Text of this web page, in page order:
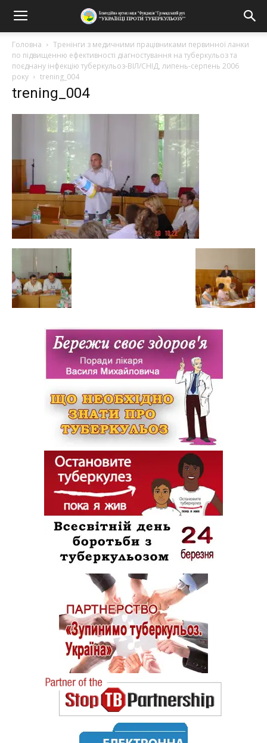
Головна
Тренінги з медичними працівниками первинної ланки
по підвищенню ефективності діагностування на туберкульоз та
поєднану інфекцію туберкульоз-ВІЛ/СНІД, липень-серпень 2006
року
trening_004
trening_004